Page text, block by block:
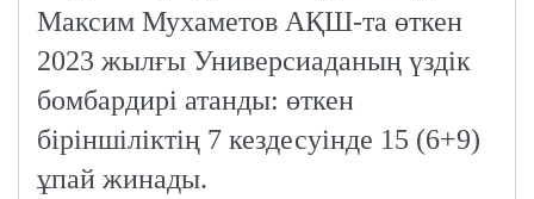
Максим Мухаметов АҚШ-та өткен
2023 жылғы Универсиаданың үздік
бомбардирі атанды: өткен
біріншіліктің 7 кездесуінде 15 (6+9)
ұпай жинады.